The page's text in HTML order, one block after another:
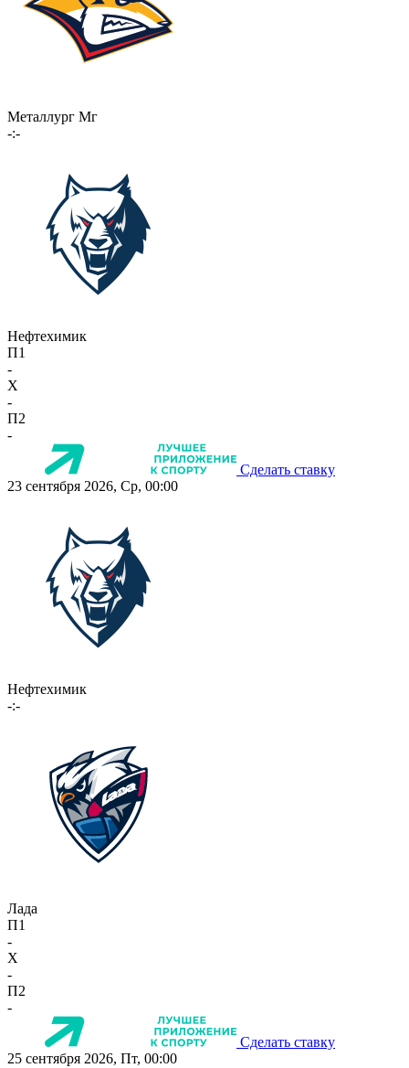
Металлург Мг
-:-
Нефтехимик
П1
-
X
-
П2
-
Сделать ставку
23 сентября 2026, Ср, 00:00
Нефтехимик
-:-
Лада
П1
-
X
-
П2
-
Сделать ставку
25 сентября 2026, Пт, 00:00